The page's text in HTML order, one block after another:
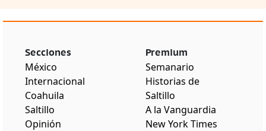
Secciones
México
Internacional
Coahuila
Saltillo
Opinión
Premium
Semanario
Historias de
Saltillo
A la Vanguardia
New York Times